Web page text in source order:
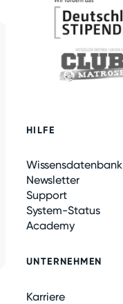
HILFE
Wissensdatenbank
Newsletter
Support
System-Status
Academy
UNTERNEHMEN
Karriere